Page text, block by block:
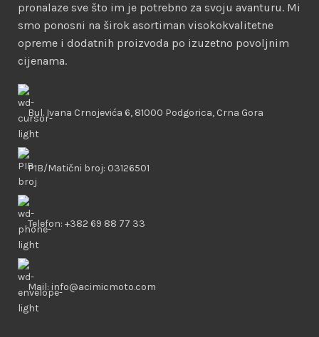
pronalaze sve što im je potrebno za svoju avanturu. Mi
smo ponosni na širok asortiman visokokvalitetne
opreme i dodatnih proizvoda po izuzetno povoljnim
cijenama.
Bul. Ivana Crnojevića 6, 81000 Podgorica, Crna Gora
PIB/Matični broj: 03126501
Telefon: +382 69 88 77 33
Mail: info@acimicmoto.com